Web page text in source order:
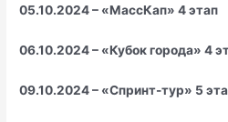
05.10.2024 – «МассКап» 4 этап
06.10.2024 – «Кубок города» 4
09.10.2024 – «Спринт-тур» 5